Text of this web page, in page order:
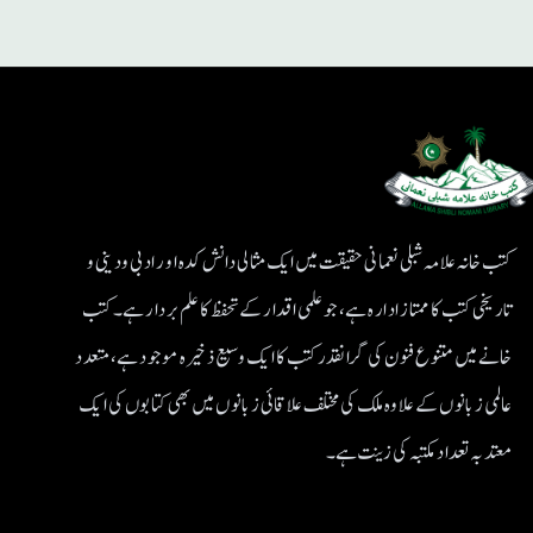
کتب خانہ علامہ شبلی نعمانی حقیقت میں ایک مثالی دانش کدہ اور ادبی ودینی و
تاریخی کتب کا ممتاز ادارہ ہے، جو علمی اقدار کے تحفظ کا علم بردار ہے۔کتب
خانے میں متنوع فنون کی گرانقدر کتب کا ایک وسیع ذخیرہ موجود ہے، متعدد
عالمی زبانوں کے علاوہ ملک کی مختلف علاقائی زبانوں میں بھی کتابوں کی ایک
معتد بہ تعداد مکتبہ کی زینت ہے۔